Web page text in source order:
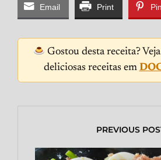
Email Print
Gostou desta receita?
deliciosas receitas em
PREVIOUS